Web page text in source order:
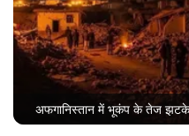
अफगानिस्तान में भूकंप के तेज